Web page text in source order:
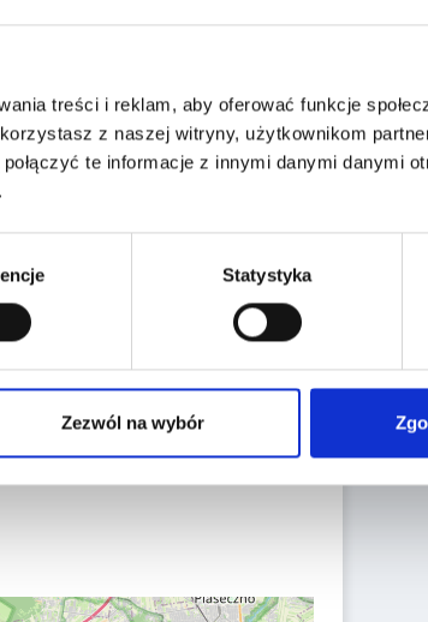
treści i reklam, aby oferować funkcje
z naszej witryny, użytkownikom
te informacje z innymi danymi danymi
Statystyka
Zezwól na wybór
website enter the
JMZKBAC330A253447